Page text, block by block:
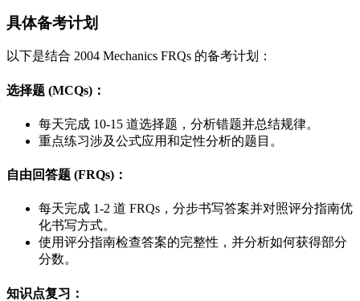
具体备考计划
以下是结合 2004 Mechanics FRQs 的备考计划：
选择题 (MCQs) ：
每天完成 10-15 道选择题，分析错题并总结规律。
重点练习涉及公式应用和定性分析的题目。
自由回答题 (FRQs) ：
每天完成 1-2 道 FRQs，分步书写答案并对照评分指南优
化书写方式。
使用评分指南检查答案的完整性，并分析如何获得部分
分数。
知识点复习 ：